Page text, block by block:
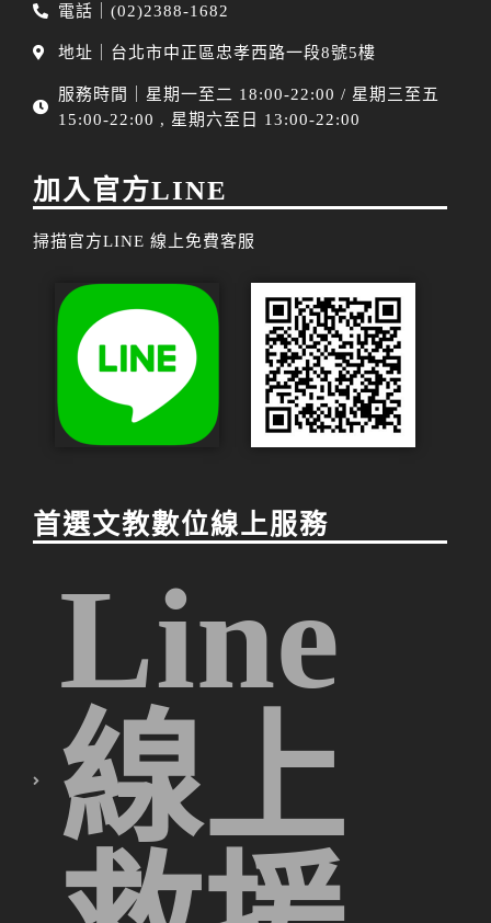
電話｜(02)2388-1682
地址｜台北市中正區忠孝西路一段8號5樓
服務時間｜星期一至二 18:00-22:00 / 星期三至五
15:00-22:00 , 星期六至日 13:00-22:00
加入官方LINE
掃描官方LINE 線上免費客服
首選文教數位線上服務
Line
線上